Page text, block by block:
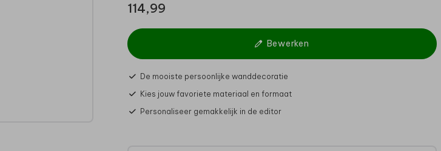
114,99
Bewerken
De mooiste persoonlijke wanddecoratie
Kies jouw favoriete materiaal en formaat
Personaliseer gemakkelijk in de editor